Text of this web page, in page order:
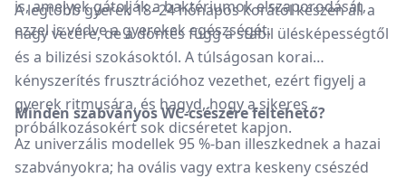
is, amelyek gátolják a baktériumok elszaporodását,
ezzel is védve a gyerekek egészségét.
A legtöbb gyerek 18–24 hónapos korától készen áll a
nagy vécére, de a döntés függ a stabil ülésképességtől
és a bilizési szokásoktól. A túlságosan korai
kényszerítés frusztrációhoz vezethet, ezért figyelj a
gyerek ritmusára, és hagyd, hogy a sikeres
próbálkozásokért sok dicséretet kapjon.
Minden szabványos WC-csészére feltehető?
Az univerzális modellek 95 %-ban illeszkednek a hazai
szabványokra; ha ovális vagy extra keskeny csészéd